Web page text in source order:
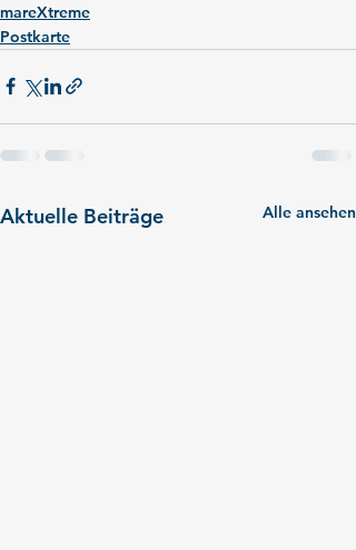
mareXtreme
Postkarte
Aktuelle Beiträge Alle ansehen